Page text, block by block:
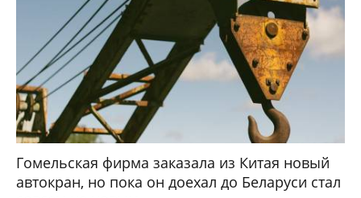
От Эболы в Конго уже умерли 48 человек